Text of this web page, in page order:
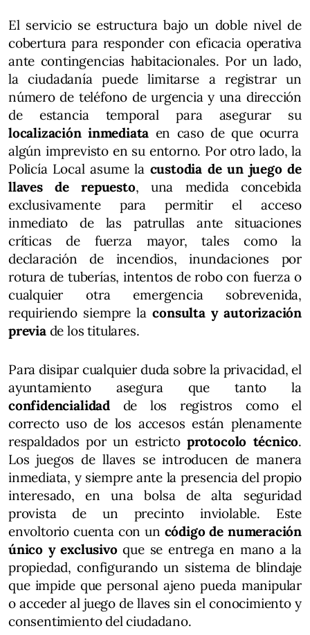
El servicio se estructura bajo un doble nivel de
cobertura para responder con eficacia operativa
ante contingencias habitacionales. Por un lado,
la ciudadanía puede limitarse a registrar un
número de teléfono de urgencia y una dirección
de estancia temporal para asegurar su
localización inmediata en caso de que ocurra
algún imprevisto en su entorno. Por otro lado, la
Policía Local asume la custodia de un juego de
llaves de repuesto, una medida concebida
exclusivamente para permitir el acceso
inmediato de las patrullas ante situaciones
críticas de fuerza mayor, tales como la
declaración de incendios, inundaciones por
rotura de tuberías, intentos de robo con fuerza o
cualquier otra emergencia sobrevenida,
requiriendo siempre laconsulta y autorización
previa de los titulares.
Para disipar cualquier duda sobre la privacidad, el
ayuntamiento asegura que tanto la
confidencialidad de los registros como el
correcto uso de los accesos están plenamente
respaldados por un estricto protocolo técnico.
Los juegos de llaves se introducen de manera
inmediata, y siempre ante la presencia del propio
interesado, en una bolsa de alta seguridad
provista de un precinto inviolable. Este
envoltorio cuenta con un código de numeración
único y exclusivoque se entrega en mano a la
propiedad, configurando un sistema de blindaje
que impide que personal ajeno pueda manipular
o acceder al juego de llaves sin el conocimiento y
consentimiento del ciudadano.